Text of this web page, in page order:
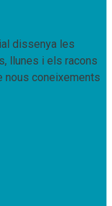
dissenya les
llunes i els racons
nous coneixements